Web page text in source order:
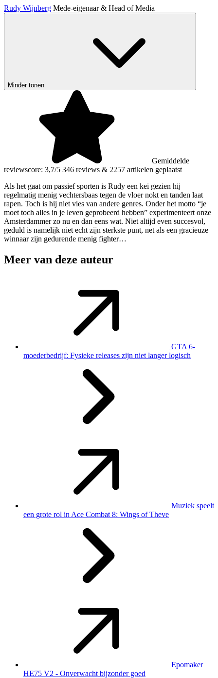
Rudy Wijnberg Mede-eigenaar & Head of Media
Minder tonen
Gemiddelde
reviewscore: 3,7/5 346 reviews & 2257 artikelen geplaatst
Als het gaat om passief sporten is Rudy een kei gezien hij
regelmatig menig vechtersbaas tegen de vloer nokt en tanden laat
rapen. Toch is hij niet vies van andere genres. Onder het motto “je
moet toch alles in je leven geprobeerd hebben” experimenteert onze
Amsterdammer zo nu en dan eens wat. Niet altijd even succesvol,
geduld is namelijk niet echt zijn sterkste punt, net als een gracieuze
winnaar zijn gedurende menig fighter…
Meer van deze auteur
GTA 6-
moederbedrijf: Fysieke releases zijn niet langer logisch
Muziek speelt
een grote rol in Ace Combat 8: Wings of Theve
Epomaker
HE75 V2 - Onverwacht bijzonder goed